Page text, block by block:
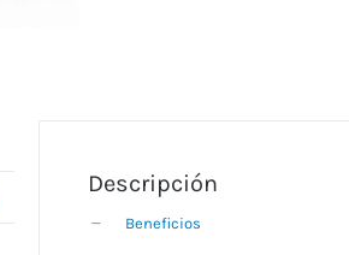
Descripción
Beneficios